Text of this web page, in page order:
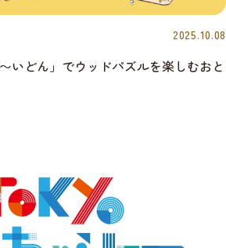
2025.10.08
いどん」でウッドパズルを楽しむおと